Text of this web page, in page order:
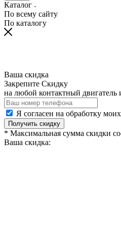
Каталог
По всему сайту
По каталогу
Ваша скидка
Закрепите Скидку
на любой контактный двигатель
Я согласен на обработку моих
Получить скидку
* Максимальная сумма скидки
Ваша скидка: